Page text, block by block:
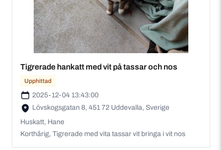
Tigrerade hankatt med vit på tassar och nos
Upphittad
2025-12-04 13:43:00
Lövskogsgatan 8, 451 72 Uddevalla, Sverige
Huskatt, Hane
Korthårig, Tigrerade med vita tassar vit bringa i vit nos